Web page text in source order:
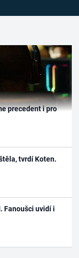
precedent i pro
tvrdí Koten.
Fanoušci uvidí i